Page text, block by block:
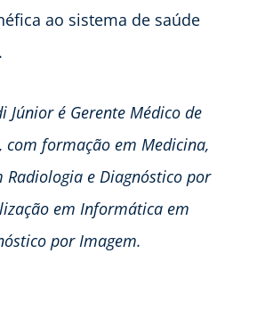
ao sistema de saúde
Júnior é Gerente Médico de
com formação em Medicina,
Radiologia e Diagnóstico por
em Informática em
por Imagem.